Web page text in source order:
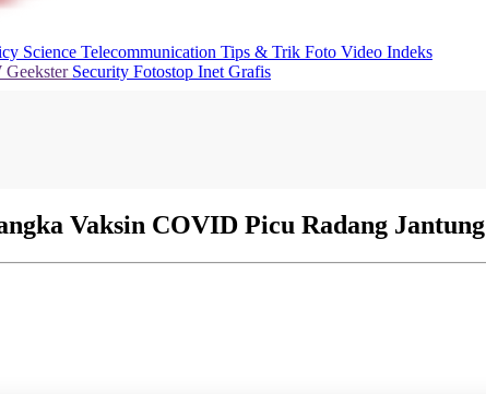
Science Telecommunication Tips & Trik Foto Video Indeks
Geekster Security Fotostop Inet Grafis
Vaksin COVID Picu Radang Jantung